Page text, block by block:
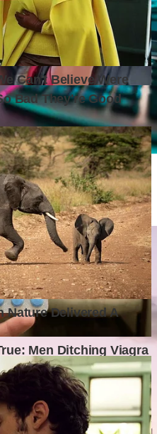
Mengurangi Jumlah
Laba yang Tinggi?